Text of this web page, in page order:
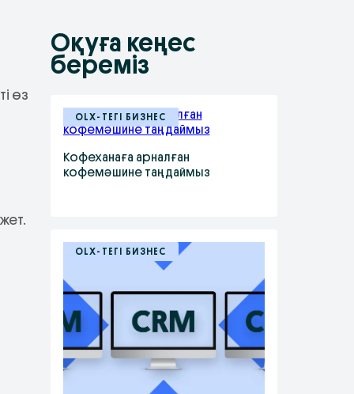
өз
Оқуға кеңес
береміз
OLX-ТЕГІ БИЗНЕС
Кофеханаға арналған
кофемәшине таңдаймыз
OLX-ТЕГІ БИЗНЕС